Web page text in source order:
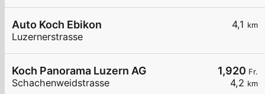
4,1 km
Auto Koch Ebikon
Luzernerstrasse
1,920 Fr.
4,2 km
Koch Panorama Luzern AG
Schachenweidstrasse